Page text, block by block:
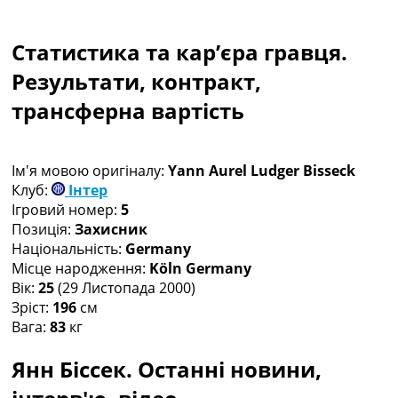
Чемпіонат Світу
Україна. Прем’єр-Ліга
Україна. Перша Ліга
Ліга Чемпіонів
Ще Турніри >>>
Таблиці
Чемпіонат Світу. Турнирні таблиці
Таблиця УПЛ
Перша Ліга
Таблиця АПЛ
Таблиця Ла Ліги
Таблиця Ліги Чемпіонів
Всі таблиці >>>
Рейтинг країн УЄФА
Рейтинг клубів УЄФА
Статистика та кар’єра гравця.
Результати, контракт,
трансферна вартість
Ім'я мовою оригіналу: Yann Aurel Ludger Bisseck
Клуб:
Інтер
Ігровий номер: 5
Позиція: Захисник
Національність: Germany
Місце народження: Köln Germany
Вік: 25(29 Листопада 2000)
Зріст: 196 см
Вага: 83 кг
Янн Біссек. Останні новини,